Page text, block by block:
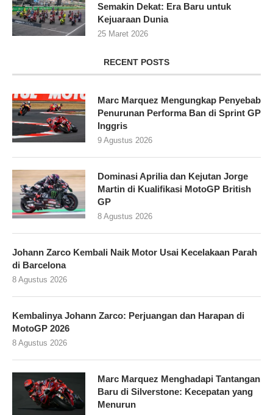
Semakin Dekat: Era Baru untuk
Kejuaraan Dunia
25 Maret 2026
RECENT POSTS
Marc Marquez Mengungkap Penyebab
Penurunan Performa Ban di Sprint GP
Inggris
9 Agustus 2026
Dominasi Aprilia dan Kejutan Jorge
Martin di Kualifikasi MotoGP British
GP
8 Agustus 2026
Johann Zarco Kembali Naik Motor Usai Kecelakaan Parah
di Barcelona
8 Agustus 2026
Kembalinya Johann Zarco: Perjuangan dan Harapan di
MotoGP 2026
8 Agustus 2026
Marc Marquez Menghadapi Tantangan
Baru di Silverstone: Kecepatan yang
Menurun